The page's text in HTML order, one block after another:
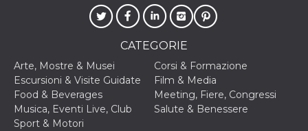
CATEGORIE
Arte, Mostre & Musei
Corsi & Formazione
Escursioni & Visite Guidate
Film & Media
Food & Beverages
Meeting, Fiere, Congressi
Musica, Eventi Live, Club
Salute & Benessere
Sport & Motori